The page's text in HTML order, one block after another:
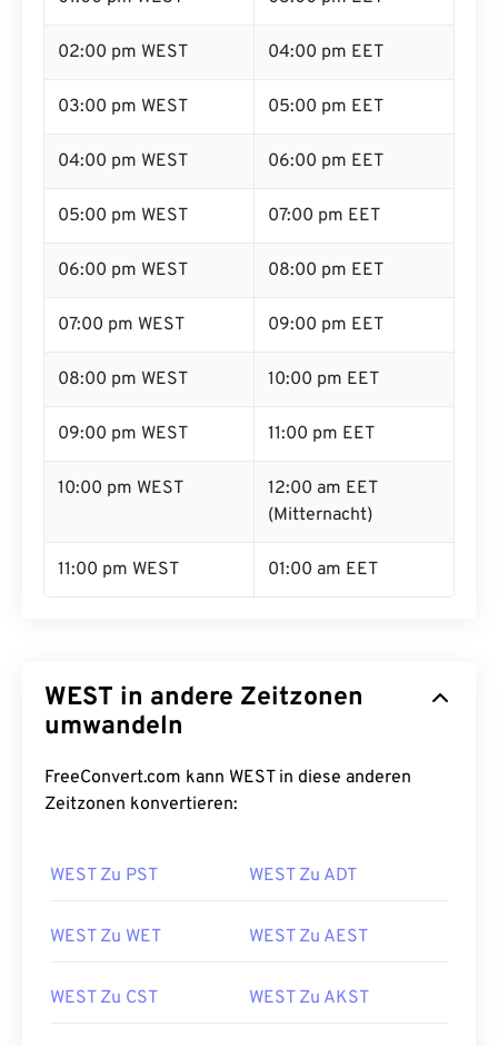
02:00 pm WEST 04:00 pm EET
03:00 pm WEST 05:00 pm EET
04:00 pm WEST 06:00 pm EET
05:00 pm WEST 07:00 pm EET
06:00 pm WEST 08:00 pm EET
07:00 pm WEST 09:00 pm EET
08:00 pm WEST 10:00 pm EET
09:00 pm WEST 11:00 pm EET
10:00 pm WEST
12:00 am EET
(Mitternacht)
11:00 pm WEST 01:00 am EET
WEST in andere Zeitzonen
umwandeln
FreeConvert.com kann WEST in diese anderen
Zeitzonen konvertieren:
WEST Zu PST WEST Zu ADT
WEST Zu WET WEST Zu AEST
WEST Zu CST WEST Zu AKST